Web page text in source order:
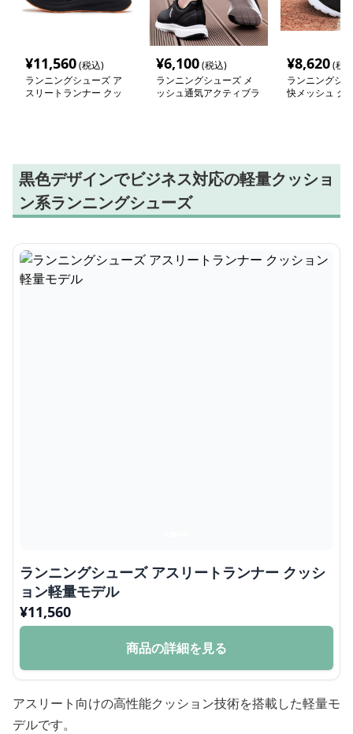
¥11,560(税込)
ランニングシューズ ア
スリートランナー クッ
¥6,100(税込)
ランニングシューズ メ
ッシュ通気アクティブラ
¥8,620(税
ランニングシ
快メッシュ ク
黒色デザインでビジネス対応の軽量クッショ
ン系ランニングシューズ
ランニングシューズ アスリートランナー クッシ
ョン軽量モデル
¥11,560
商品の詳細を見る
アスリート向けの高性能クッション技術を搭載した軽量モ
デルです。